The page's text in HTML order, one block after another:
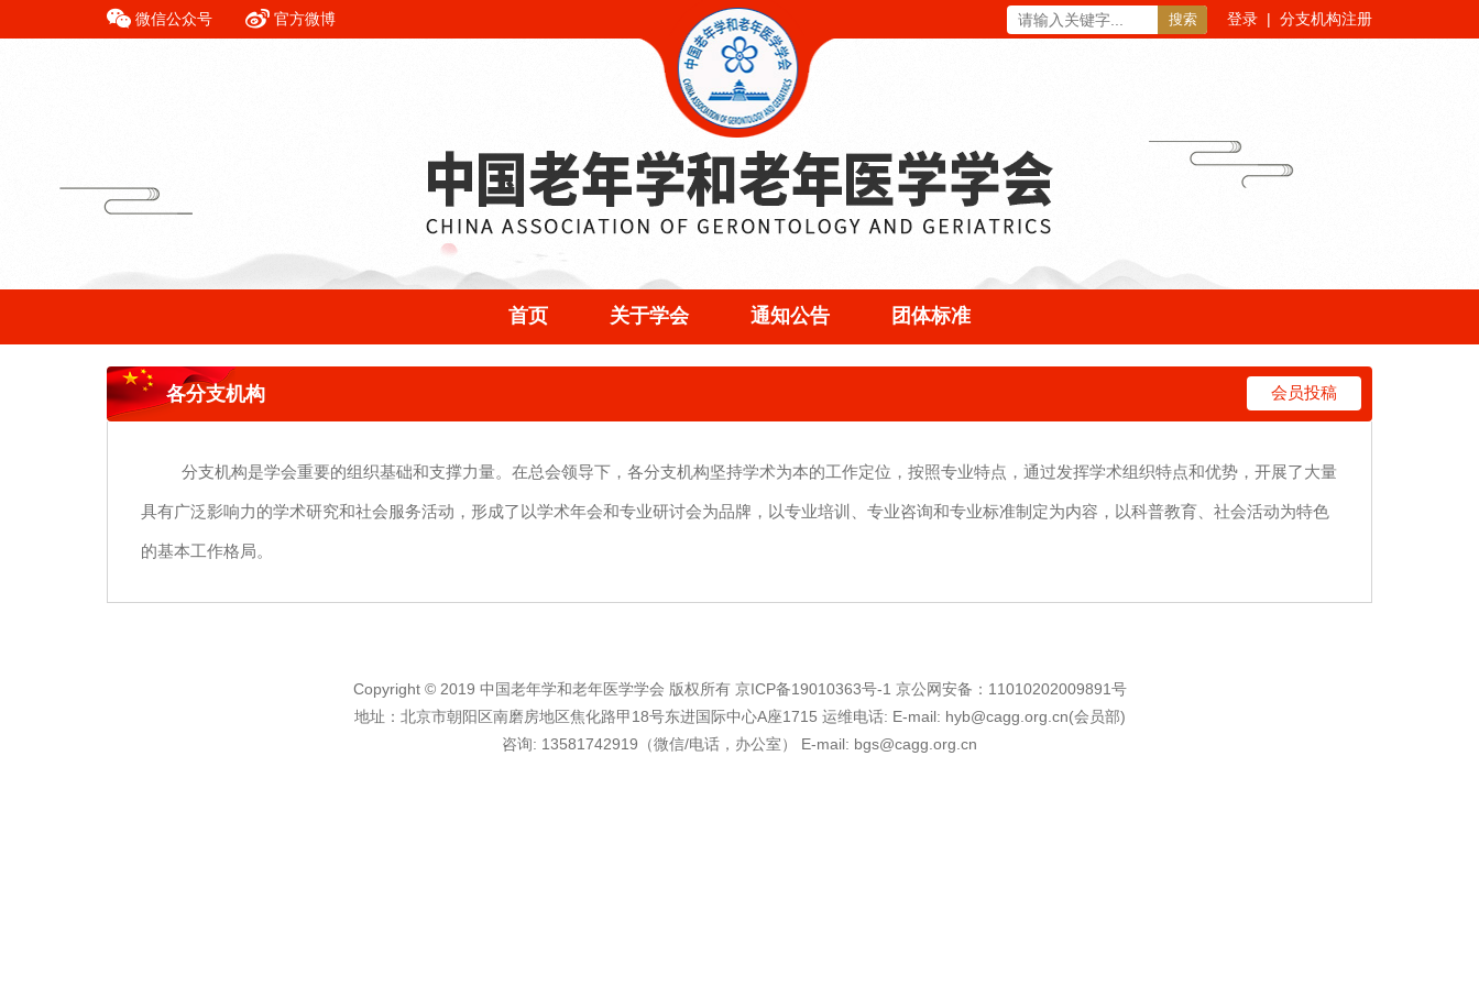
微信公众号 官方微博 搜索 登录 | 分支机构注册
首页 关于学会 通知公告 团体标准
各分支机构 会员投稿
分支机构是学会重要的组织基础和支撑力量。在总会领导下，各分支机构坚持学术为本的工作定位，按照专业特点，通过发挥学术组织特点和优势，开展了大量
具有广泛影响力的学术研究和社会服务活动，形成了以学术年会和专业研讨会为品牌，以专业培训、专业咨询和专业标准制定为内容，以科普教育、社会活动为特色
的基本工作格局。
Copyright © 2019 中国老年学和老年医学学会 版权所有 京ICP备19010363号-1 京公网安备：11010202009891号
地址：北京市朝阳区南磨房地区焦化路甲18号东进国际中心A座1715 运维电话: E-mail: hyb@cagg.org.cn(会员部)
咨询: 13581742919（微信/电话，办公室） E-mail: bgs@cagg.org.cn